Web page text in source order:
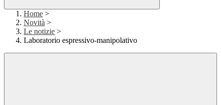
Home >
Novità >
Le notizie >
Laboratorio espressivo-manipolativo